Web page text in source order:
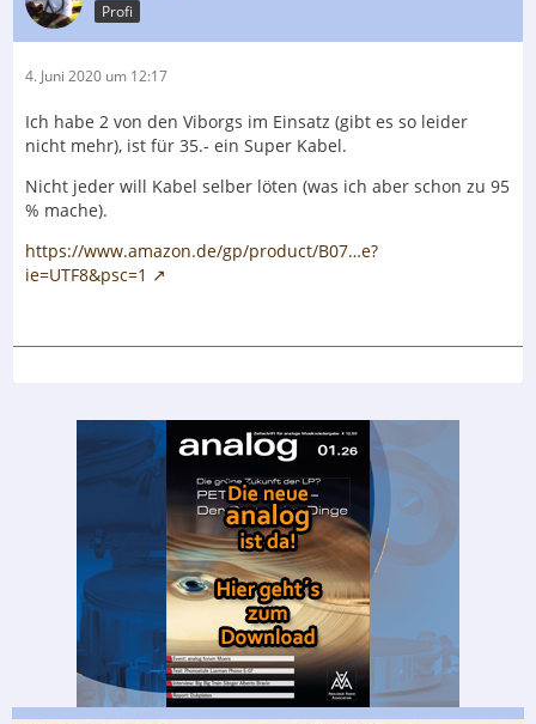
Profi
4. Juni 2020 um 12:17
Ich habe 2 von den Viborgs im Einsatz (gibt es so leider
nicht mehr), ist für 35.- ein Super Kabel.
Nicht jeder will Kabel selber löten (was ich aber schon zu 95
% mache).
https://www.amazon.de/gp/product/B07…e?
ie=UTF8&psc=1